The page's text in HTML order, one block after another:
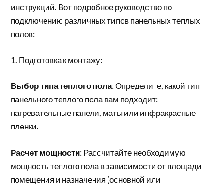
инструкций. Вот подробное руководство по
подключению различных типов панельных теплых
полов:
1. Подготовка к монтажу:
Выбор типа теплого пола: Определите, какой тип
панельного теплого пола вам подходит:
нагревательные панели, маты или инфракрасные
пленки.
Расчет мощности: Рассчитайте необходимую
мощность теплого пола в зависимости от площади
помещения и назначения (основной или